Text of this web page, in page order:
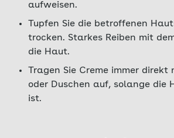
aufweisen.
Tupfen Sie die betroffenen
trocken. Starkes Reiben mit
die Haut.
Tragen Sie Creme immer direkt
oder Duschen auf, solange die
ist.